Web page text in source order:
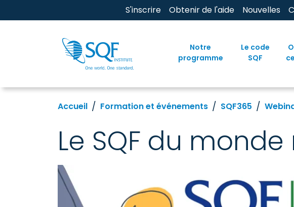
S'inscrire Obtenir de l'aide Nouvelles
Notre
programme
Le code
SQF
Accueil Formation et événements SQF365
Le SQF du monde